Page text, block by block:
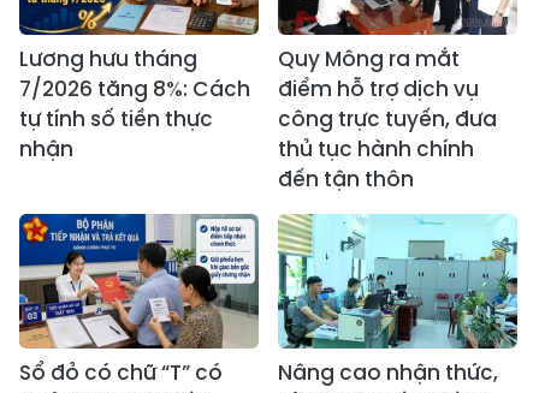
Lương hưu tháng
7/2026 tăng 8%: Cách
tự tính số tiền thực
nhận
Quy Mông ra mắt
điểm hỗ trợ dịch vụ
công trực tuyến, đưa
thủ tục hành chính
đến tận thôn
Sổ đỏ có chữ “T” có
Nâng cao nhận thức,